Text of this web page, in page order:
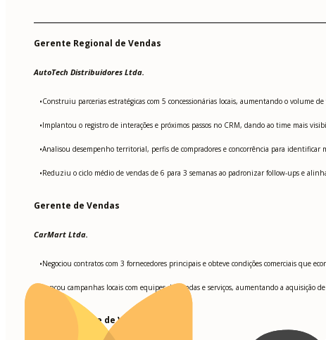
Gerente Regional de Vendas
AutoTech Distribuidores Ltda.
•Construiu parcerias estratégicas com 5 concessionárias locais, aumentando o volume
•Implantou o registro de interações e próximos passos no CRM, dando ao time mais
•Analisou desempenho territorial, perfis de compradores e concorrência para identificar
•Reduziu o ciclo médio de vendas de 6 para 3 semanas ao padronizar follow-ups e
Gerente de Vendas
CarMart Ltda.
•Negociou contratos com 3 fornecedores principais e obteve condições comerciais que
Lançou campanhas locais com equipes de vendas e serviços, aumentando a aquisição
Representante de Vendas